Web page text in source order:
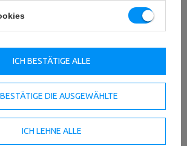
mit Fokus auf Sicherheit und einfacher
was das Erlernen neuer Übungen erleichtert
gibt. Achte auf eine Maschine mit mehreren
Puffern, die die Hantelstange bei
sicher schützen.
DIE AUSGEWÄHLTE
ICH LEHNE ALLE
ICH BESTÄTIGE ALLE